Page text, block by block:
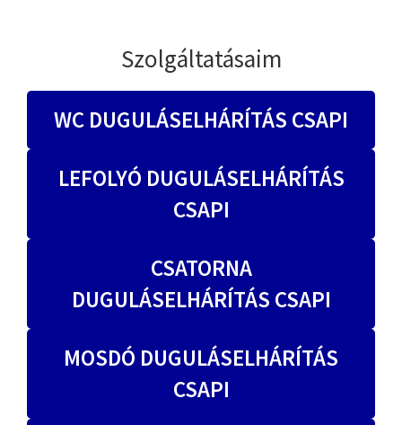
Szolgáltatásaim
WC DUGULÁSELHÁRÍTÁS CSAPI
LEFOLYÓ DUGULÁSELHÁRÍTÁS
CSAPI
CSATORNA
DUGULÁSELHÁRÍTÁS CSAPI
MOSDÓ DUGULÁSELHÁRÍTÁS
CSAPI